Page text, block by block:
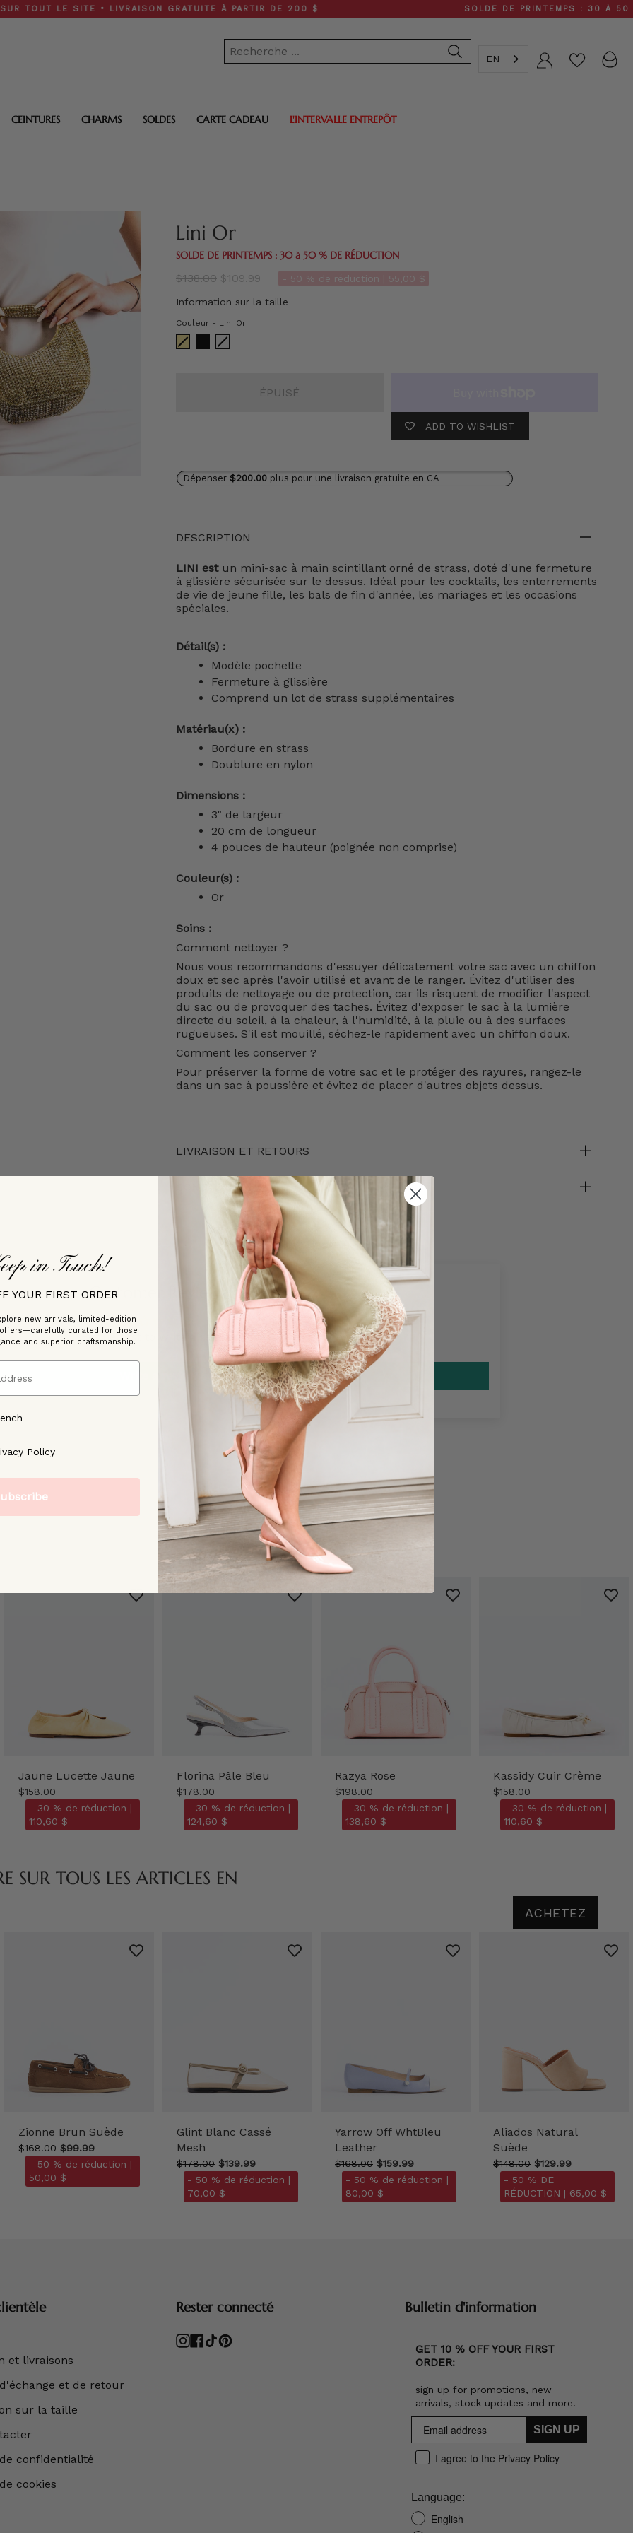
LE SITE • LIVRAISON GRATUITE À PARTIR DE 200 $ SOLDE DE PRINTEMPS : 30 À 50 % DE
EN Compte
CEINTURES CHARMS SOLDES CARTE CADEAU L'INTERVALLE ENTREPÔT
Lini Or
SOLDE DE PRINTEMPS : 30 à 50 % DE RÉDUCTION
régulier
$138.00 $109.99 - 50 % de réduction | 55,00 $
Information sur la taille
Couleur - Lini OrCouleur
ÉPUISÉ
ADD TO WISHLIST
Dépenser $200.00 plus pour une livraison gratuite en CA
DESCRIPTION
LINI est un mini-sac à main scintillant orné de strass, doté d'une fermeture
à glissière sécurisée sur le dessus. Idéal pour les cocktails, les enterrements
de vie de jeune fille, les bals de fin d'année, les mariages et les occasions
spéciales.
Détail(s) :
Modèle pochette
Fermeture à glissière
Comprend un lot de strass supplémentaires
Matériau(x) :
Bordure en strass
Doublure en nylon
Dimensions :
3" de largeur
20 cm de longueur
4 pouces de hauteur (poignée non comprise)
Couleur(s) :
Or
Soins :
Comment nettoyer ?
Nous vous recommandons d'essuyer délicatement votre sac avec un chiffon
doux et sec après l'avoir utilisé et avant de le ranger. Évitez d'utiliser des
produits de nettoyage ou de protection, car ils risquent de modifier l'aspect
du sac ou de provoquer des taches. Évitez d'exposer le sac à la lumière
directe du soleil, à la chaleur, à l'humidité, à la pluie ou à des surfaces
rugueuses. S'il est mouillé, séchez-le rapidement avec un chiffon doux.
Comment les conserver ?
Pour préserver la forme de votre sac et le protéger des rayures, rangez-le
dans un sac à poussière et évitez de placer d'autres objets dessus.
LIVRAISON ET RETOURS
CONTACTEZ-NOUS
Customer Reviews
Be the first to write a review
Jaune Lucette Jaune
$158.00
- 30 % de réduction |
110,60 $
Florina Pâle Bleu
$178.00
- 30 % de réduction |
124,60 $
Razya Rose
$198.00
- 30 % de réduction |
138,60 $
Kassidy Cuir Crème
$158.00
- 30 % de réduction |
110,60 $
SUR TOUS LES ARTICLES EN
ACHETEZ
Zionne Brun Suède
$168.00 $99.99
- 50 % de réduction |
50,00 $
Glint Blanc Cassé
Mesh
$178.00 $139.99
- 50 % de réduction |
70,00 $
Yarrow Off WhtBleu
Leather
$168.00 $159.99
- 50 % de réduction |
80,00 $
Aliados Natural
Suède
$148.00 $129.99
- 50 % DE
RÉDUCTION | 65,00 $
et livraisons
et de retour
sur la taille
confidentialité
cookies
Rester connecté
Instagram
Facebook
TikTokPinterest
Bulletin d'information
GET 10 % OFF YOUR FIRST
ORDER:
sign up for promotions, new
arrivals, stock updates and more.
SIGN UP
I agree to the Privacy Policy
Language:
English
in Touch!
YOUR FIRST ORDER
new arrivals, limited-edition
curated for those
and superior craftsmanship.
to our [Privacy Policy]
Policy